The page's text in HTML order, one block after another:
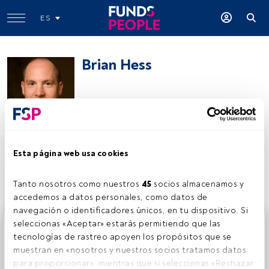
Esta página web usa cookies
Tanto nosotros como nuestros 45 socios almacenamos y
accedemos a datos personales, como datos de
navegación o identificadores únicos, en tu dispositivo. Si
seleccionas «Aceptar» estarás permitiendo que las
tecnologías de rastreo apoyen los propósitos que se
muestran en «nosotros y nuestros socios tratamos datos
para proporcionar», mientras que si seleccionas «Rechazar
ES
Brian Hess
Compartir:
Este es un artículo exclusivo para los usuarios registrados
de FundsPeople. Si ya estás registrado, accede desde el
botón Login. Si aún no tienes cuenta, te invitamos a
registrarte y disfrutar de todo el universo que ofrece